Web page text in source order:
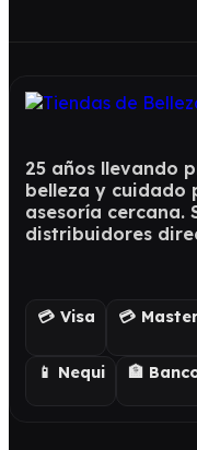
25 años llevando
belleza y cuidado
asesoría cercana.
distribuidores
💳 Visa 💳
📱 Nequi 🏦